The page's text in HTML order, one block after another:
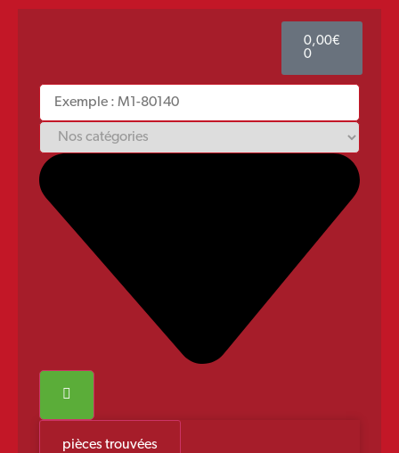
0,00€
0
pièces trouvées